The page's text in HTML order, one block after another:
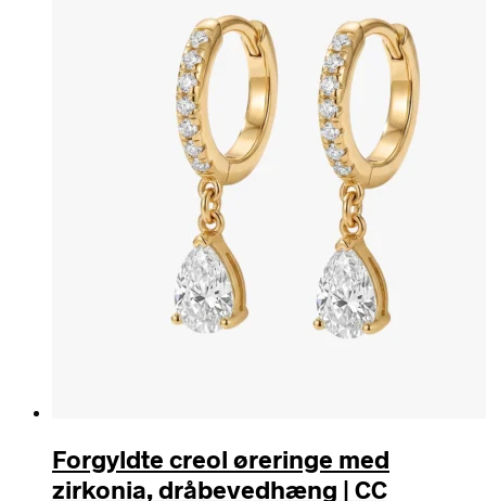
Forgyldte creol øreringe med
zirkonia, dråbevedhæng | CC